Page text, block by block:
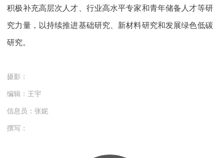
积极补充高层次人才、行业高水平专家和青年储备人才等研
究力量，以持续推进基础研究、新材料研究和发展绿色低碳
研究。
摄影：
编辑：王宇
信息员：张妮
撰写：